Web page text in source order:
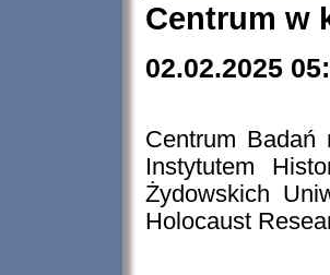
Centrum w
02.02.2025
Centrum Badań
Instytutem
Żydowskich
Holocaust